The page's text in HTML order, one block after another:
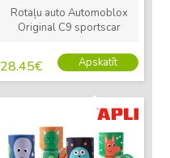
Rotaļu auto Automoblox
Original C9 sportscar
28.45€ Apskatīt